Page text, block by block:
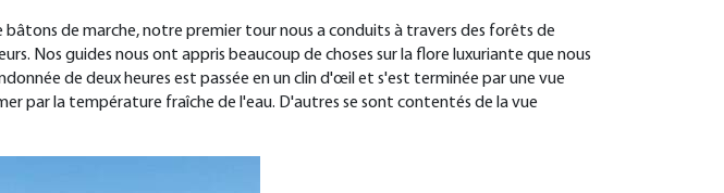
de marche, notre premier tour nous a conduits à travers des forêts de
Nos guides nous ont appris beaucoup de choses sur la flore luxuriante que nous
de deux heures est passée en un clin d'œil et s'est terminée par une vue
par la température fraîche de l'eau. D'autres se sont contentés de la vue